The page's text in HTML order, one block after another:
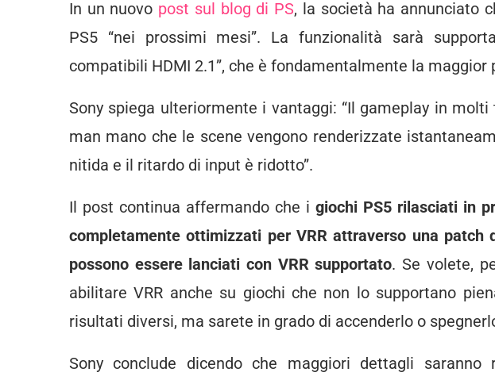
In un nuovo post sul blog di PS, la società ha annunciato
PS5 “nei prossimi mesi”. La funzionalità sarà
compatibili HDMI 2.1”, che è fondamentalmente la maggior
Sony spiega ulteriormente i vantaggi: “Il gameplay in
man mano che le scene vengono renderizzate
nitida e il ritardo di input è ridotto”.
Il post continua affermando che i giochi PS5 rilasciati in
completamente ottimizzati per VRR attraverso una
possono essere lanciati con VRR supportato. Se volete,
abilitare VRR anche su giochi che non lo supportano
risultati diversi, ma sarete in grado di accenderlo o
Sony conclude dicendo che maggiori dettagli